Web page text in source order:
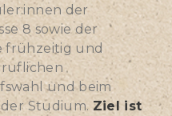
der
8 sowie der
frühzeitig und
und beim
Studium. Ziel ist